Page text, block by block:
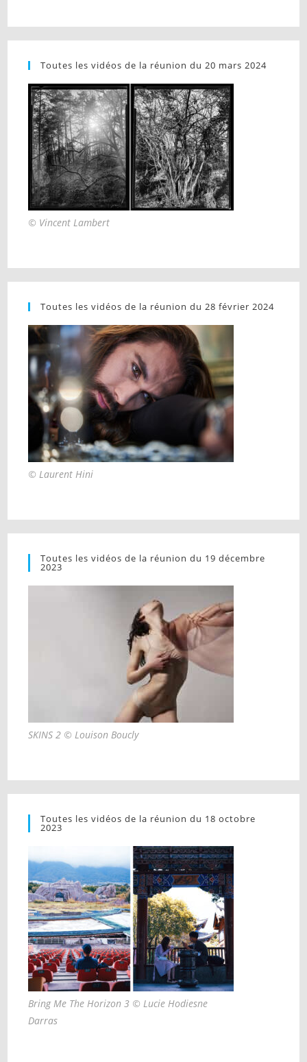
Toutes les vidéos de la réunion du 20 mars 2024
© Vincent Lambert
Toutes les vidéos de la réunion du 28 février 2024
© Laurent Hini
Toutes les vidéos de la réunion du 19 décembre
2023
SKINS 2 © Louison Boucly
Toutes les vidéos de la réunion du 18 octobre
2023
Bring Me The Horizon 3 © Lucie Hodiesne
Darras